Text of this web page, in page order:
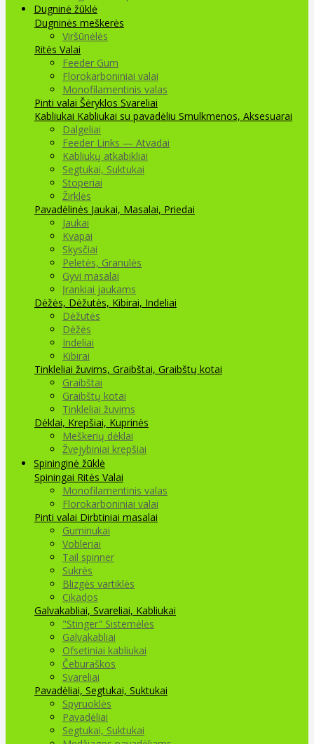
Dugninė žūklė
Dugninės meškerės
Viršūnėlės
Ritės Valai
Feeder Gum
Florokarboniniai valai
Monofilamentinis valas
Pinti valai Šėryklos Svareliai
Kabliukai Kabliukai su pavadėliu Smulkmenos, Aksesuarai
Dalgeliai
Feeder Links — Atvadai
Kabliukų atkabikliai
Segtukai, Suktukai
Stoperiai
Žirklės
Pavadėlinės Jaukai, Masalai, Priedai
Jaukai
Kvapai
Skysčiai
Peletės, Granulės
Gyvi masalai
Įrankiai jaukams
Dėžės, Dėžutės, Kibirai, Indeliai
Dėžutės
Dėžės
Indeliai
Kibirai
Tinkleliai žuvims, Graibštai, Graibštų kotai
Graibštai
Graibštų kotai
Tinkleliai žuvims
Dėklai, Krepšiai, Kuprinės
Meškerių dėklai
Žvejybiniai krepšiai
Spininginė žūklė
Spiningai Ritės Valai
Monofilamentinis valas
Florokarboniniai valai
Pinti valai Dirbtiniai masalai
Guminukai
Vobleriai
Tail spinner
Sukrės
Blizgės vartiklės
Cikados
Galvakabliai, Svareliai, Kabliukai
"Stinger" Sistemėlės
Galvakabliai
Ofsetiniai kabliukai
Čeburaškos
Svareliai
Pavadėliai, Segtukai, Suktukai
Spyruoklės
Pavadėliai
Segtukai, Suktukai